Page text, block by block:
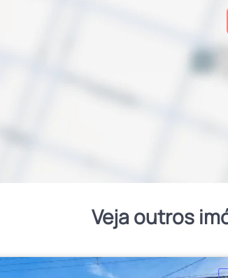
Veja outros